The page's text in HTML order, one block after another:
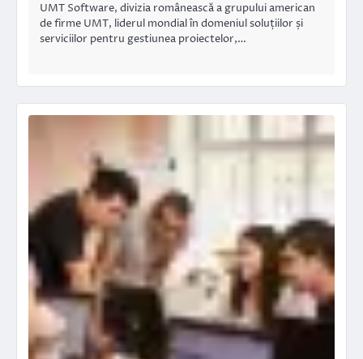
UMT Software, divizia românească a grupului american
de firme UMT, liderul mondial în domeniul soluțiilor și
serviciilor pentru gestiunea proiectelor,…